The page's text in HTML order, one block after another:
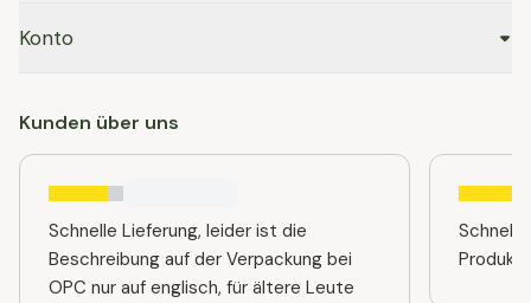
Konto
Kunden über uns
Schnelle Lieferung, leider ist die
Beschreibung auf der Verpackung bei
OPC nur auf englisch, für ältere Leute